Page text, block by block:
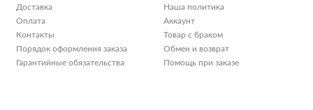
Доставка
Оплата
Контакты
Порядок оформления заказа
Гарантийные обязательства
Наша политика
Аккаунт
Товар с браком
Обмен и возврат
Помощь при заказе